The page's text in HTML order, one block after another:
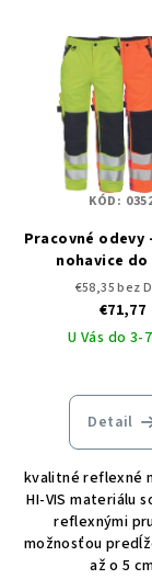
Pracovné odevy
nohavice do
KNOXFIELD HVPS
€58,35 bez
€71,77
U Vás do 3-
Detail
kvalitné reflexné
HI-VIS materiálu
reflexnými
možnosťou
až o 5
KÓD: